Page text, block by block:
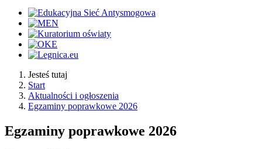
Jesteś tutaj
Start
Aktualności i ogłoszenia
Egzaminy poprawkowe 2026
Egzaminy poprawkowe 2026